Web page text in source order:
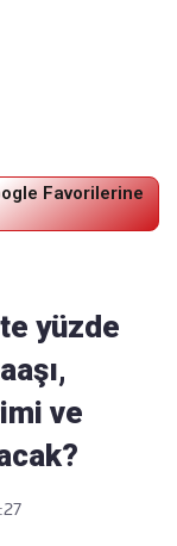
Favorilerine
yüzde
ve